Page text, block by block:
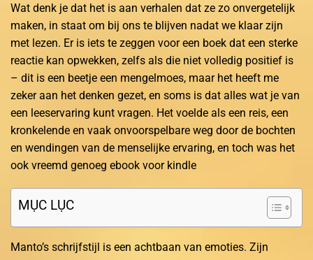
Wat denk je dat het is aan verhalen dat ze zo onvergetelijk
maken, in staat om bij ons te blijven nadat we klaar zijn
met lezen. Er is iets te zeggen voor een boek dat een sterke
reactie kan opwekken, zelfs als die niet volledig positief is
– dit is een beetje een mengelmoes, maar het heeft me
zeker aan het denken gezet, en soms is dat alles wat je van
een leeservaring kunt vragen. Het voelde als een reis, een
kronkelende en vaak onvoorspelbare weg door de bochten
en wendingen van de menselijke ervaring, en toch was het
ook vreemd genoeg ebook voor kindle
MỤC LỤC
Manto’s schrijfstijl is een achtbaan van emoties. Zijn